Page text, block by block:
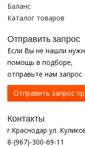
Баланс
Каталог товаров
Отправить запрос
Если Вы не нашли
помощь в подборе,
отправьте нам
Отправить запрос
Контакты
г.Краснодар ул.
8-(967)-300-69-11